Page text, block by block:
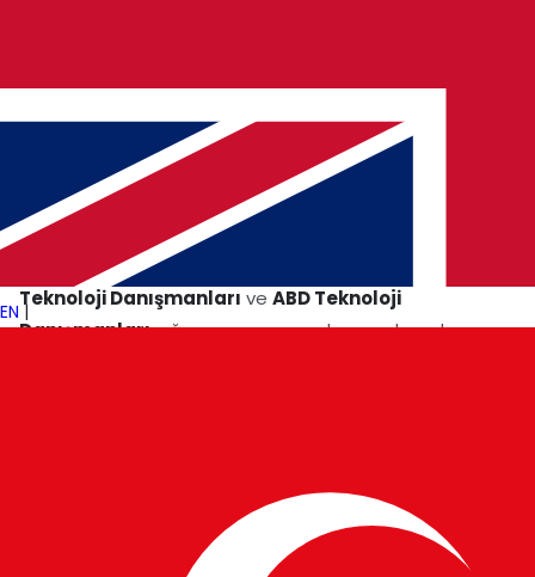
EN |
yapay zeka destekli stratejiler sunarakdijital dönüşüm
çözümlerini yeniden şekillendiriyor.
Küresel Benimseme ve Yapay Zeka Liderliği
Çin, ABD ve Hindistangibi ülkeler yapay zeka
araştırmalarına büyük yatırımlar yapıyor.
Teknoloji Danışmanları ve ABD Teknoloji
Danışmanlarıçığır açan yapay zeka uygulamalarına
Avrupa’da gelişmiş teknoloji hizmetleri
sunulmasını güvence altına alıyor.